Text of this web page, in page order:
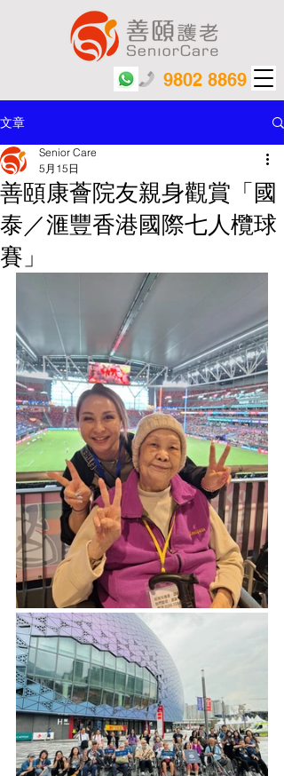
9802 8869
文章
善頤康薈院友親身觀賞「國
泰／滙豐香港國際七人欖球
賽」
Senior Care
5月15日